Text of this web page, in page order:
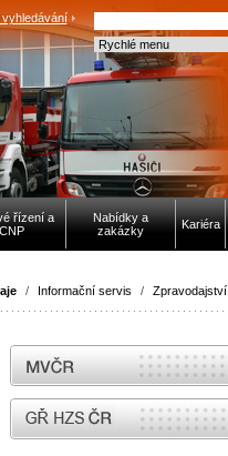
řízení a
CNP
Nabídky a
zakázky
Kariéra
/ Informační servis / Zpravodajství
MVČR
internetové stránky Hasiči ČR